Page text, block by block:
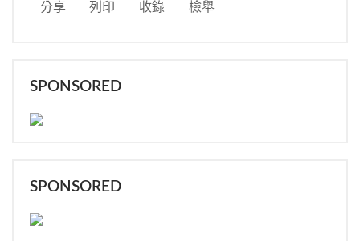
分享 列印 收錄 檢舉
SPONSORED
SPONSORED